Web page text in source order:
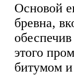
Основой
бревна,
этого
битумом